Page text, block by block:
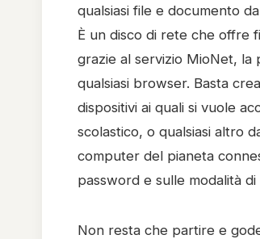
qualsiasi file e documento
È un disco di rete che offre
grazie al servizio MioNet, la
qualsiasi browser. Basta
dispositivi ai quali si vuole
scolastico, o qualsiasi altro
computer del pianeta
password e sulle modalità
Non resta che partire e